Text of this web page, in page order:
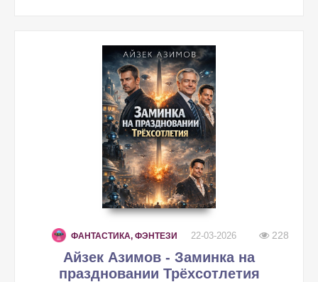
ФАНТАСТИКА, ФЭНТЕЗИ 22-03-2026 228
Айзек Азимов - Заминка на
праздновании Трёхсотлетия